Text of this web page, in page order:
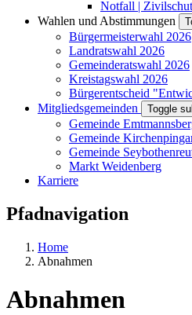
Notfall |
Wahlen und Abstimmungen
Bürgermeisterwahl 2026
Landratswahl 2026
Gemeinderatswahl 2026
Kreistagswahl 2026
Bürgerentscheid
Mitgliedsgemeinden
Toggle
Gemeinde
Gemeinde
Gemeinde
Markt Weidenberg
Karriere
Pfadnavigation
Home
Abnahmen
Abnahmen